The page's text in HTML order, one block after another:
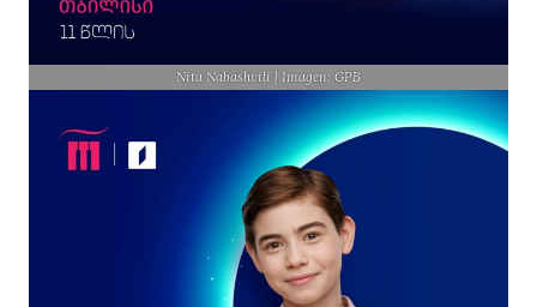
Nita Nabashvili | Imagen: GPB